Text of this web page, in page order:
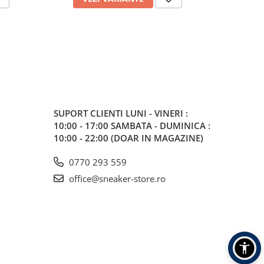
SUPORT CLIENTI LUNI - VINERI :
10:00 - 17:00 SAMBATA - DUMINICA :
10:00 - 22:00 (DOAR IN MAGAZINE)
0770 293 559
office@sneaker-store.ro